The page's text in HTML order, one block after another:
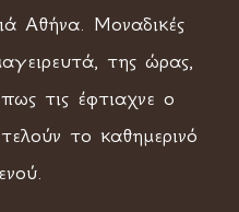
Αθήνα. Μοναδικές
της ώρας,
τις έφτιαχνε ο
το καθημερινό